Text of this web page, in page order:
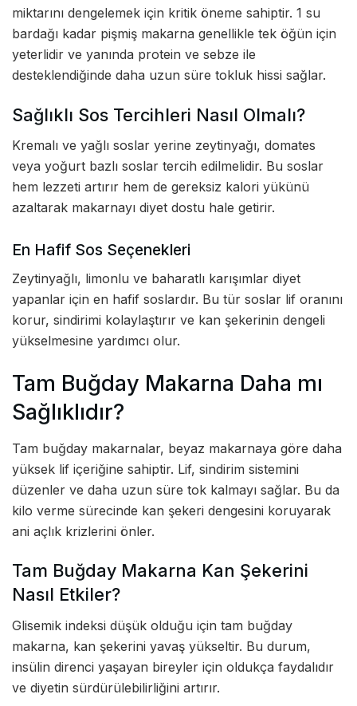
miktarını dengelemek için kritik öneme sahiptir. 1 su
bardağı kadar pişmiş makarna genellikle tek öğün için
yeterlidir ve yanında protein ve sebze ile
desteklendiğinde daha uzun süre tokluk hissi sağlar.
Sağlıklı Sos Tercihleri Nasıl Olmalı?
Kremalı ve yağlı soslar yerine zeytinyağı, domates
veya yoğurt bazlı soslar tercih edilmelidir. Bu soslar
hem lezzeti artırır hem de gereksiz kalori yükünü
azaltarak makarnayı diyet dostu hale getirir.
En Hafif Sos Seçenekleri
Zeytinyağlı, limonlu ve baharatlı karışımlar diyet
yapanlar için en hafif soslardır. Bu tür soslar lif oranını
korur, sindirimi kolaylaştırır ve kan şekerinin dengeli
yükselmesine yardımcı olur.
Tam Buğday Makarna Daha mı
Sağlıklıdır?
Tam buğday makarnalar, beyaz makarnaya göre daha
yüksek lif içeriğine sahiptir. Lif, sindirim sistemini
düzenler ve daha uzun süre tok kalmayı sağlar. Bu da
kilo verme sürecinde kan şekeri dengesini koruyarak
ani açlık krizlerini önler.
Tam Buğday Makarna Kan Şekerini
Nasıl Etkiler?
Glisemik indeksi düşük olduğu için tam buğday
makarna, kan şekerini yavaş yükseltir. Bu durum,
insülin direnci yaşayan bireyler için oldukça faydalıdır
ve diyetin sürdürülebilirliğini artırır.